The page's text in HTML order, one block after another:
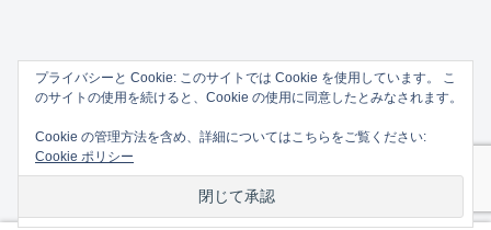
プライバシーと Cookie: このサイトでは Cookie を使用しています。 こ
のサイトの使用を続けると、Cookie の使用に同意したとみなされます。
Cookie の管理方法を含め、詳細についてはこちらをご覧ください:
Cookie ポリシー